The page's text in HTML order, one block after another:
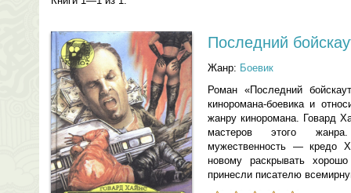
Последний
Жанр: Боевик
Роман «Последний
киноромана-боевика и
жанру киноромана. Говард
мастеров этого жанра.
мужественность — кредо
новому раскрывать
принесли писателю